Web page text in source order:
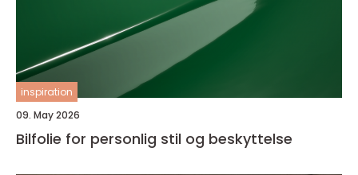
inspiration
09. May 2026
Bilfolie for personlig stil og beskyttelse